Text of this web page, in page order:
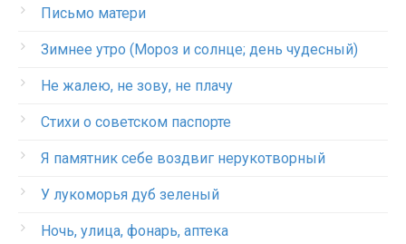
Письмо матери
Зимнее утро (Мороз и солнце; день чудесный)
Не жалею, не зову, не плачу
Стихи о советском паспорте
Я памятник себе воздвиг нерукотворный
У лукоморья дуб зеленый
Ночь, улица, фонарь, аптека